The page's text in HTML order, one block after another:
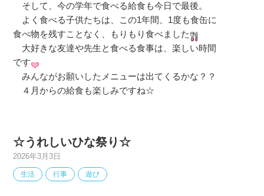
そして、今の学年で食べる給食も今日で最後。
よく食べる子供たちは、この1年間、1度も食缶に
食べ物を残すことなく、もりもり食べました
大好きな友達や先生と食べる食事は、楽しい時間
です
みんながお願いしたメニューは出てくるかな？？
４月からの給食も楽しみですね☆
☆うれしいひな祭り☆
2026年3月3日
生活 行事 遊び